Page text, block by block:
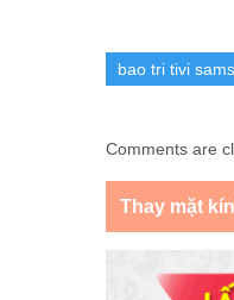
bao tri tivi
Comments are
Thay mặt